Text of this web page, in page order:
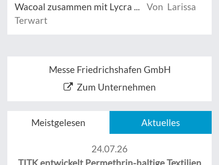
Wacoal zusammen mit Lycra ...
Von Larissa
Terwart
Messe Friedrichshafen GmbH
Zum Unternehmen
Meistgelesen Aktuelles
24.07.26